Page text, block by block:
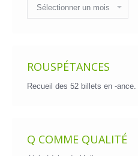
des
billets
ROUSPÉTANCES
Recueil des 52 billets en -ance.
Q COMME QUALITÉ